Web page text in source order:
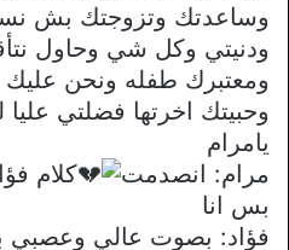
وساعدتك وتزوجتك بش
ودنيتي وكل شي وحاول
ومعتبرك طفله ونحن
وحبيتك اخرتها فضلتي
يامرام
مرام: انصدمت
كلام
بس انا
فؤاد: بصوت عالي